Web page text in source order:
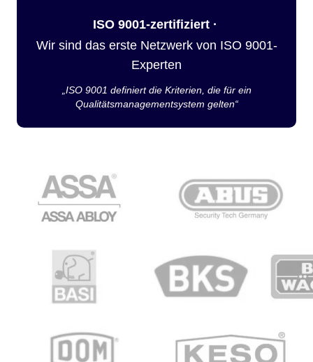
ISO 9001-zertifiziert ·
Wir sind das erste Netzwerk von ISO 9001-
Experten
„ISO 9001 definiert die Kriterien, die für ein
Qualitätsmanagementsystem gelten“